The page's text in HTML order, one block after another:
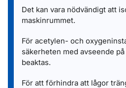
Det kan vara nödvändigt att
maskinrummet.
För acetylen- och
säkerheten med avseende
beaktas.
För att förhindra att lågor